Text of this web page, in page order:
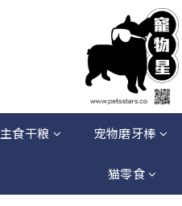
主食干粮 宠物磨牙棒
猫零食